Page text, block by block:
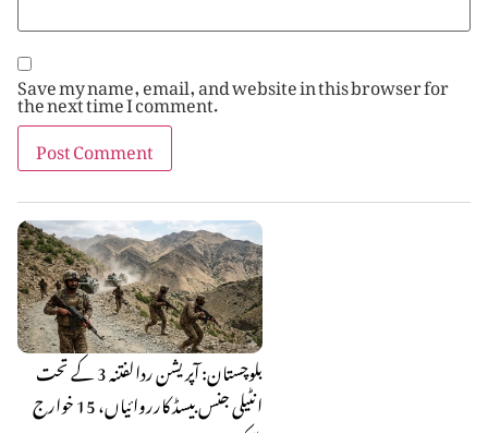
بلوچستان: آپریشن ردالفتنہ 3 کے تحت
انٹیلی جنس بیسڈ کارروائیاں، 15 خوارج
Save my name, email, and website in this browser for
the next time I comment.